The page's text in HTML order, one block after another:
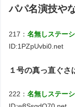
パパ名演技や
217：名無しステー
ID:1PZpUvbi0.net
１号の真っ直ぐさ
222：名無しステー